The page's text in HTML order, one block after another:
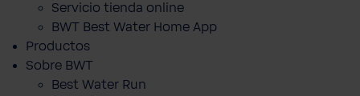
Servicio tienda online
BWT Best Water Home App
Productos
Sobre BWT
Best Water Run